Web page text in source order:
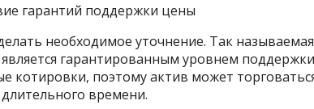
гарантий поддержки цены
необходимое уточнение. Так
является гарантированным уровнем
котировки, поэтому актив может
времени.